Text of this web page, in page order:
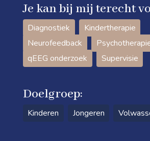
Je kan bij mij terecht
Diagnostiek
Kindertherapie
Neurofeedback
qEEG onderzoek
Supervisie
Doelgroep:
Kinderen Jongeren